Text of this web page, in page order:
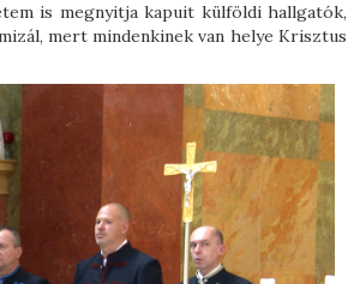
is megnyitja kapuit külföldi hallgatók,
mert mindenkinek van helye Krisztus